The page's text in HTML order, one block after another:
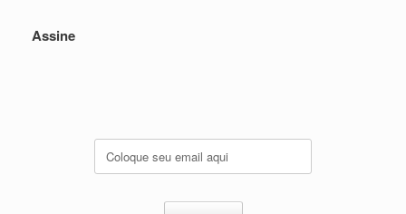
Assine